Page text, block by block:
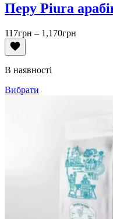
Перу Piura
117грн – 1,170грн
В наявності
Вибрати